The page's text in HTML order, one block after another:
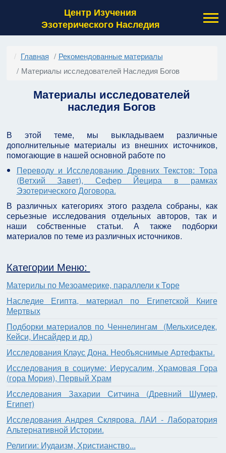
Центр Изучения
Эзотерического Наследия
Главная
Рекомендованные материалы
Материалы исследователей Наследия Богов
Материалы исследователей
наследия Богов
В этой теме, мы выкладываем различные
дополнительные материалы из внешних источников,
помогающие в нашей основной работе по
Переводу и Исследованию Древних Текстов: Тора
(Ветхий Завет), Сефер Йецира в рамках
Эзотерического Договора.
В различных категориях этого раздела собраны, как
серьезные исследования отдельных авторов, так и
наши собственные статьи. А также подборки
материалов по теме из различных источников.
Категории Меню:
Материлы по Мезоамерике, параллели к Торе
Наследие Египта, материал по Египетской Книге
Мертвых
Подборки материалов по Ченнелингам (Мельхиседек,
Кейси, Инсайдер и др.)
Исследования Клаус Дона. Необъяснимые Артефакты.
Исследования в социуме: Иерусалим, Храмовая Гора
(гора Мория), Первый Храм
Исследования Захарии Ситчина (Древний Шумер,
Египет)
Исследования Андрея Склярова. ЛАИ - Лаборатория
Альтернативной Истории.
Религии: Иудаизм, Христианство...